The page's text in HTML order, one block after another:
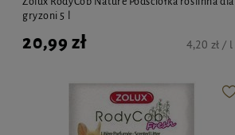
gryzoni 5 l
20,99 zł 4,20 zł / l